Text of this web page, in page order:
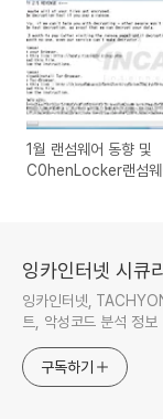
1월 랜섬웨어 동향 및
C0henLocker랜섬웨
잉카인터넷 시큐
잉카인터넷,
트, 악성코드 분석 정보
구독하기